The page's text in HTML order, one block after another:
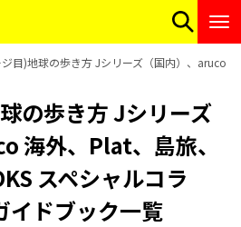
目)地球の歩き方 Jシリーズ（国内）、aruco
の歩き方 Jシリーズ
海外、Plat、島旅、
スペシャルコラ
イドブック一覧